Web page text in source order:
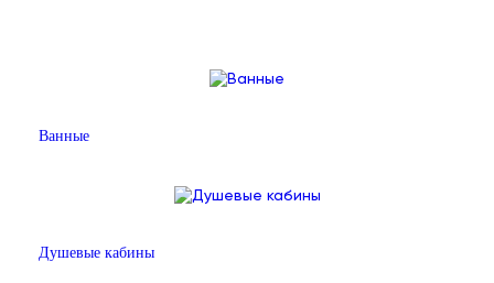
Ванные
Душевые кабины